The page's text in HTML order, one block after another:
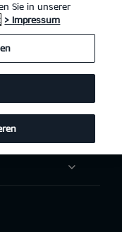
Sie in unserer
> Impressum